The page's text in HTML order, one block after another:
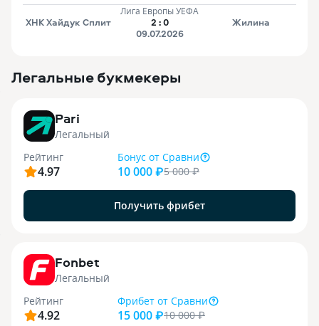
ХНК Хайдук Сплит
Лига Европы УЕФА
2 :0
09.07.2026
Жилина
Легальные букмекеры
Pari
Легальный
Рейтинг
4.97
Бонус от Сравни
10 000 ₽5 000₽
Получить фрибет
Fonbet
Легальный
Рейтинг
4.92
Фрибет от Сравни
15 000 ₽10 000₽